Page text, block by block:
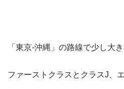
「東京-沖縄」の路線で少し大
ファーストクラスとクラスJ、